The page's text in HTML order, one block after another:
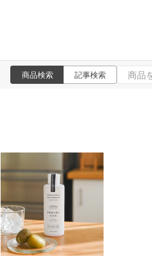
商品検索 記事検索